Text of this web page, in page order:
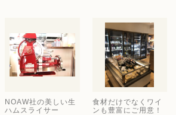
NOAW社の美しい生
ハムスライサー
食材だけでなくワイ
ンも豊富にご用意！